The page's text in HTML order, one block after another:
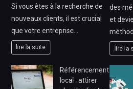
Si vous êtes à la recherche de
nouveaux clients, il est crucial
que votre entreprise…
lire la suite
des
et
lire la
Référencement
local : attirer